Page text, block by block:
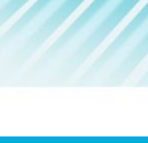
Tienda -